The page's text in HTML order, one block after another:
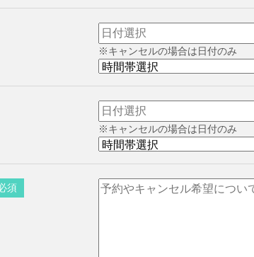
※キャンセルの場合は日付のみ
※キャンセルの場合は日付のみ
須